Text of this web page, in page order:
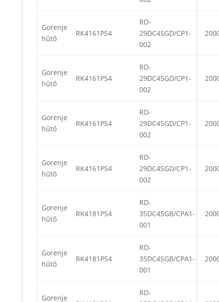
Gorenje
hűtő
RK4161PS4
RD-
29DC4SGD/CP1-
002
Gorenje
hűtő
RK4161PS4
RD-
29DC4SGD/CP1-
002
Gorenje
hűtő
RK4161PS4
RD-
29DC4SGD/CP1-
002
Gorenje
hűtő
RK4161PS4
RD-
29DC4SGD/CP1-
002
Gorenje
hűtő
RK4181PS4
RD-
35DC4SGB/CPA1-
001
Gorenje
hűtő
RK4181PS4
RD-
35DC4SGB/CPA1-
001
Gorenje
RD-